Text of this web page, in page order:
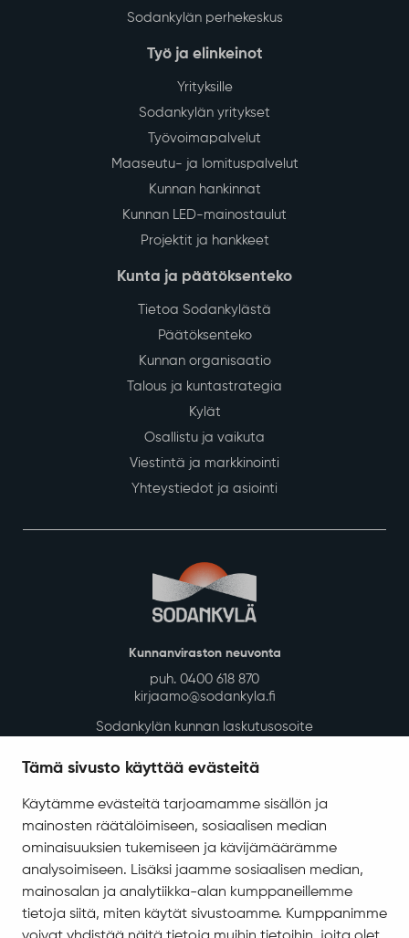
Tämä sivusto käyttää evästeitä
Käytämme evästeitä tarjoamamme sisällön ja
mainosten räätälöimiseen, sosiaalisen median
ominaisuuksien tukemiseen ja kävijämäärämme
analysoimiseen. Lisäksi jaamme sosiaalisen median,
mainosalan ja analytiikka-alan kumppaneillemme
tietoja siitä, miten käytät sivustoamme. Kumppanimme
Sodankylän perhekeskus
Työ ja elinkeinot
Yrityksille
Sodankylän yritykset
Työvoimapalvelut
Maaseutu- ja lomituspalvelut
Kunnan hankinnat
Kunnan LED-mainostaulut
Projektit ja hankkeet
Kunta ja päätöksenteko
Tietoa Sodankylästä
Päätöksenteko
Kunnan organisaatio
Talous ja kuntastrategia
Kylät
Osallistu ja vaikuta
Viestintä ja markkinointi
Yhteystiedot ja asiointi
Kunnanviraston neuvonta
puh. 0400 618 870
kirjaamo@sodankyla.fi
Sodankylän kunnan laskutusosoite
Asiakirjajulkisuuskuvaus
Evästeiden hallinta
Yhteystiedot
Jäämerentie 1, 99601 Sodankylä